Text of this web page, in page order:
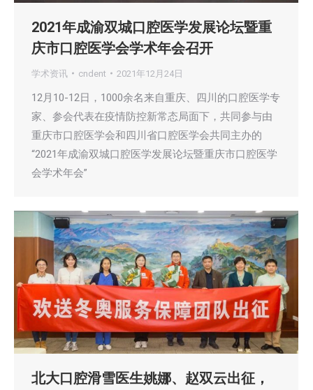
2021年成渝双城口腔医学发展论坛暨重
庆市口腔医学会学术年会召开
学术资讯 cndent 2021年12月24日
12月10-12日，1000余名来自重庆、四川的口腔医学专
家、参会代表在疫情防控新常态局面下，共同参与由
重庆市口腔医学会和四川省口腔医学会共同主办的
“2021年成渝双城口腔医学发展论坛暨重庆市口腔医学
会学术年会”
北大口腔滑雪医生姚娜、赵双云出征，